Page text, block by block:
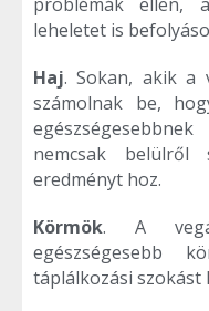
leheletet is
Haj. Sokan, akik a
számolnak be,
nemcsak
eredményt hoz.
Körmök. A
egészségesebb
táplálkozási szokást